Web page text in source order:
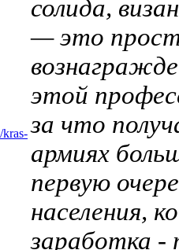
солида,
— это
этой
за что
армиях
первую
населения,
заработка